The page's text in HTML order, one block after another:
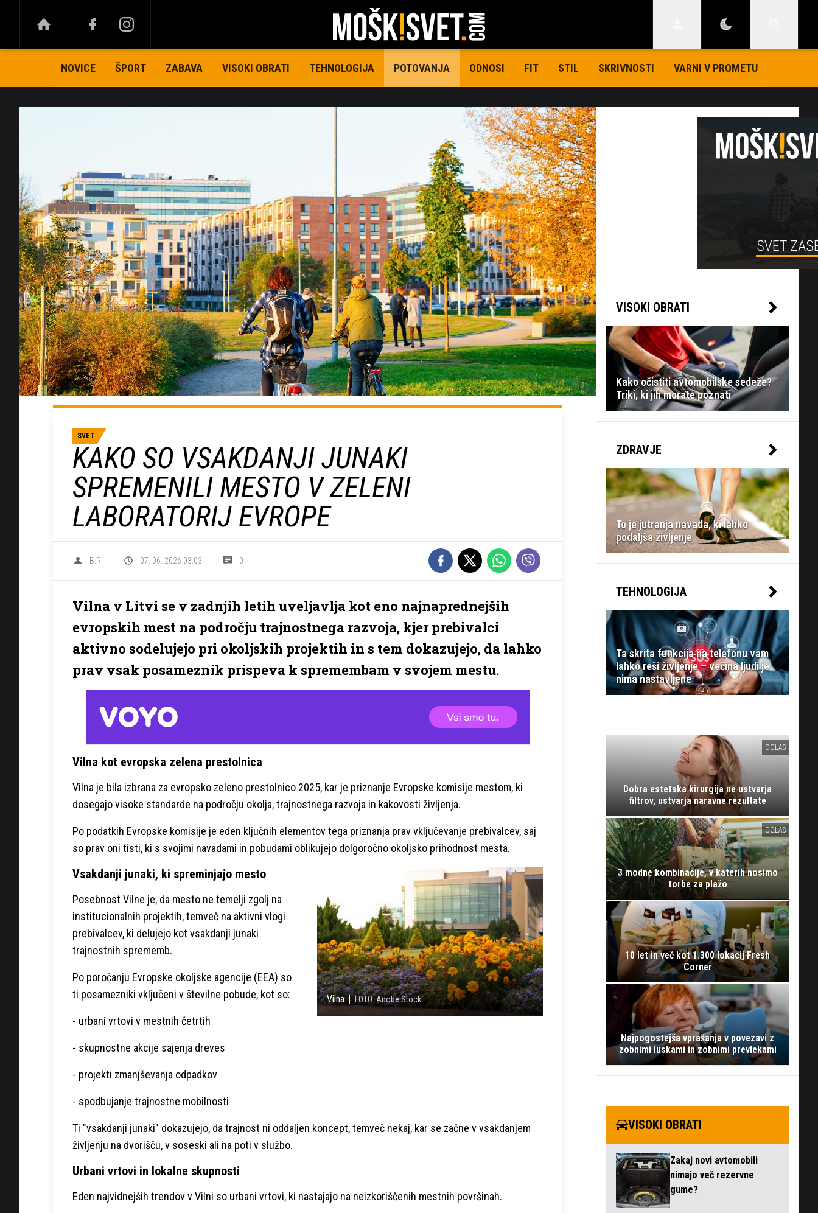
NOVICE ŠPORT ZABAVA VISOKI OBRATI TEHNOLOGIJA POTOVANJA ODNOSI FIT STIL SKRIVNOSTI VARNI V PROMETU
SVET
KAKO SO VSAKDANJI JUNAKI
SPREMENILI MESTO V ZELENI
LABORATORIJ EVROPE
B.R. 07. 06. 2026 03.03 0
Vilna v Litvi se v zadnjih letih uveljavlja kot eno najnaprednejših
evropskih mest na področju trajnostnega razvoja, kjer prebivalci
aktivno sodelujejo pri okoljskih projektih in s tem dokazujejo, da lahko
prav vsak posameznik prispeva k spremembam v svojem mestu.
Vilna kot evropska zelena prestolnica
Vilna je bila izbrana za evropsko zeleno prestolnico 2025, kar je priznanje Evropske komisije mestom, ki
dosegajo visoke standarde na področju okolja, trajnostnega razvoja in kakovosti življenja.
Po podatkih Evropske komisije je eden ključnih elementov tega priznanja prav vključevanje prebivalcev, saj
so prav oni tisti, ki s svojimi navadami in pobudami oblikujejo dolgoročno okoljsko prihodnost mesta.
Vilna FOTO: Adobe Stock
Vsakdanji junaki, ki spreminjajo mesto
Posebnost Vilne je, da mesto ne temelji zgolj na
institucionalnih projektih, temveč na aktivni vlogi
prebivalcev, ki delujejo kot vsakdanji junaki
trajnostnih sprememb.
Po poročanju Evropske okoljske agencije (EEA) so
ti posamezniki vključeni v številne pobude, kot so:
- urbani vrtovi v mestnih četrtih
- skupnostne akcije sajenja dreves
- projekti zmanjševanja odpadkov
- spodbujanje trajnostne mobilnosti
Ti "vsakdanji junaki" dokazujejo, da trajnost ni oddaljen koncept, temveč nekaj, kar se začne v vsakdanjem
življenju na dvorišču, v soseski ali na poti v službo.
Urbani vrtovi in lokalne skupnosti
Eden najvidnejših trendov v Vilni so urbani vrtovi, ki nastajajo na neizkoriščenih mestnih površinah.
VISOKI OBRATI
Kako očistiti avtomobilske sedeže?
Triki, ki jih morate poznati
ZDRAVJE
To je jutranja navada, ki lahko
podaljša življenje
TEHNOLOGIJA
Ta skrita funkcija na telefonu vam
lahko reši življenje – večina ljudi je
nima nastavljene
OGLAS
Dobra estetska kirurgija ne ustvarja
filtrov, ustvarja naravne rezultate
OGLAS
3 modne kombinacije, v katerih nosimo
torbe za plažo
10 let in več kot 1.300 lokacij Fresh
Corner
Najpogostejša vprašanja v povezavi z
zobnimi luskami in zobnimi prevlekami
VISOKI OBRATI
Zakaj novi avtomobili
nimajo več rezervne
gume?